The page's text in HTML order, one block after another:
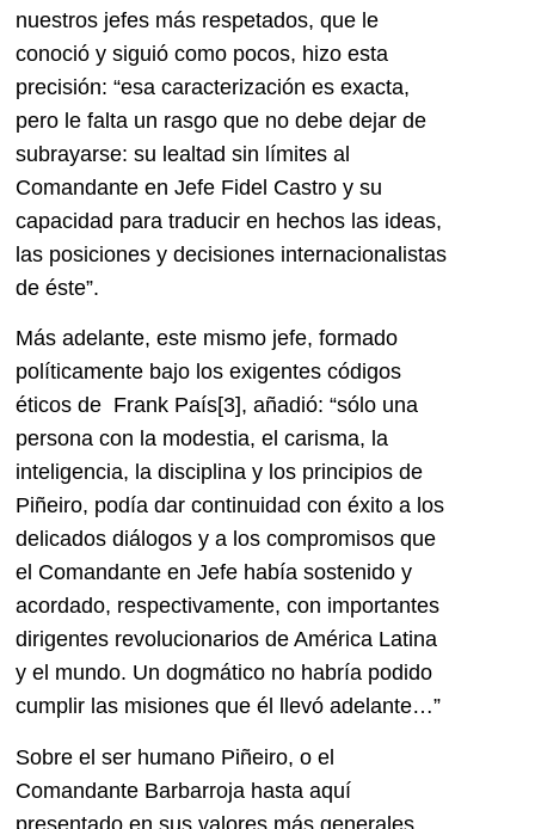
nuestros jefes más respetados, que le
conoció y siguió como pocos, hizo esta
precisión: “esa caracterización es exacta,
pero le falta un rasgo que no debe dejar de
subrayarse: su lealtad sin límites al
Comandante en Jefe Fidel Castro y su
capacidad para traducir en hechos las ideas,
las posiciones y decisiones internacionalistas
de éste”.
Más adelante, este mismo jefe, formado
políticamente bajo los exigentes códigos
éticos de Frank País[3], añadió: “sólo una
persona con la modestia, el carisma, la
inteligencia, la disciplina y los principios de
Piñeiro, podía dar continuidad con éxito a los
delicados diálogos y a los compromisos que
el Comandante en Jefe había sostenido y
acordado, respectivamente, con importantes
dirigentes revolucionarios de América Latina
y el mundo. Un dogmático no habría podido
cumplir las misiones que él llevó adelante…”
Sobre el ser humano Piñeiro, o el
Comandante Barbarroja hasta aquí
presentado en sus valores más generales,